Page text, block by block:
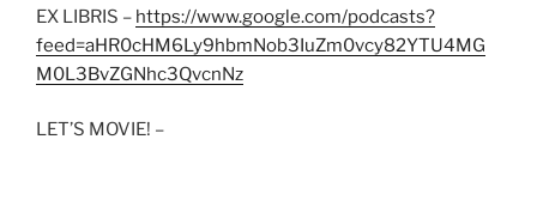
EX LIBRIS – https://www.google.com/podcasts?
feed=aHR0cHM6Ly9hbmNob3IuZm0vcy82YTU4MG
M0L3BvZGNhc3QvcnNz
LET’S MOVIE! –